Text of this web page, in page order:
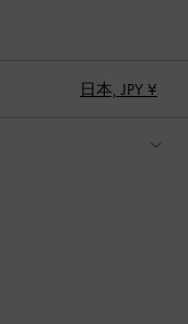
日本, JPY ¥